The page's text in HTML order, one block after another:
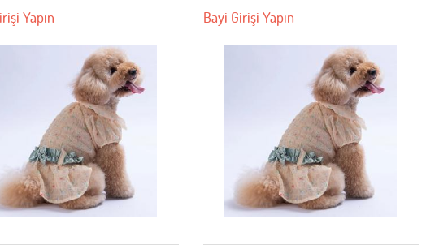
Yapın Bayi Girişi Yapın